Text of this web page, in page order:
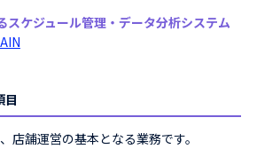
ケジュール管理・データ分析システム
目
店舗運営の基本となる業務です。